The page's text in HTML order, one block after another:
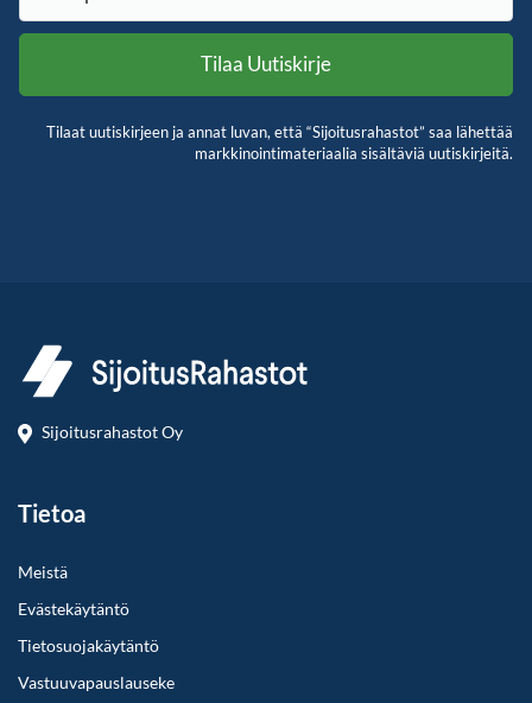
Tilaat uutiskirjeen ja annat luvan, että “Sijoitusrahastot” saa lähettää
markkinointimateriaalia sisältäviä uutiskirjeitä.
Sijoitusrahastot Oy
Tietoa
Meistä
Evästekäytäntö
Tietosuojakäytäntö
Vastuuvapauslauseke